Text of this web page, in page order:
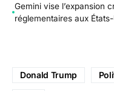
Gemini vise l’expansion
réglementaires aux
Donald Trump